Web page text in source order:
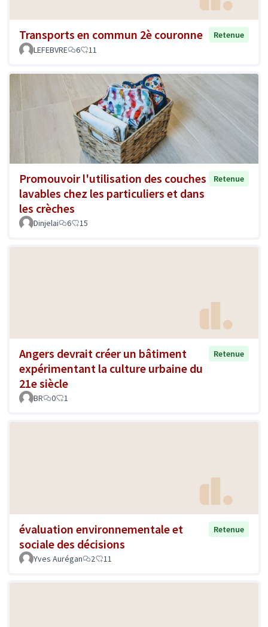
Transports en commun 2è couronne
Retenue
LEFEBVRE
6 11
Promouvoir l'utilisation des couches
lavables chez les particuliers et dans
les crèches
Retenue
Dinjelai 6 15
Angers devrait créer un bâtiment
expérimentant la culture urbaine du
21e siècle
Retenue
BR 0 1
évaluation environnementale et
sociale des décisions
Retenue
Yves Aurégan 2 11